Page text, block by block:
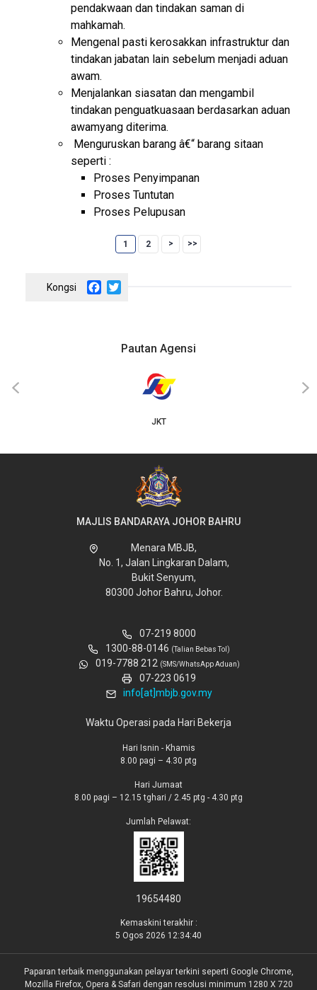
pendakwaan dan tindakan saman di
mahkamah.
Mengenal pasti kerosakkan infrastruktur dan
tindakan jabatan lain sebelum menjadi aduan
awam.
Menjalankan siasatan dan mengambil
tindakan penguatkuasaan berdasarkan aduan
awamyang diterima.
Menguruskan barang â€“ barang sitaan
seperti :
Proses Penyimpanan
Proses Tuntutan
Proses Pelupusan
1 2 f f
Facebook
Pautan Agensi
JKT
‹ ›
MAJLIS BANDARAYA JOHOR BAHRU
Menara MBJB,
No. 1, Jalan Lingkaran Dalam,
Bukit Senyum,
80300 Johor Bahru, Johor.
07-219 8000
1300-88-0146 (Talian Bebas Tol)
019-7788 212 (SMS/WhatsApp Aduan)
07-223 0619
info[at]mbjb.gov.my
Waktu Operasi pada Hari Bekerja
Hari Isnin - Khamis
8.00 pagi – 4.30 ptg
Hari Jumaat
8.00 pagi – 12.15 tghari / 2.45 ptg - 4.30 ptg
Jumlah Pelawat:
19654480
Kemaskini terakhir :
5 Ogos 2026 12:34:40
Paparan terbaik menggunakan pelayar terkini seperti Google Chrome,
Mozilla Firefox, Opera & Safari dengan resolusi minimum 1280 X 720